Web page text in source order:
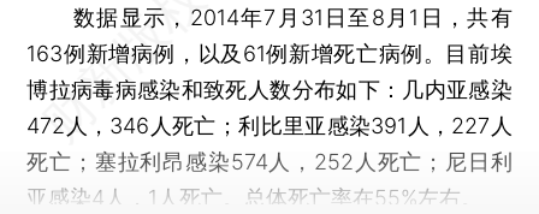
数据显示，2014年7月31日至8月1日，共有
163例新增病例，以及61例新增死亡病例。目前埃
博拉病毒病感染和致死人数分布如下：几内亚感染
472人，346人死亡；利比里亚感染391人，227人
死亡；塞拉利昂感染574人，252人死亡；尼日利
亚感染4人，1人死亡。总体死亡率在55%左右。